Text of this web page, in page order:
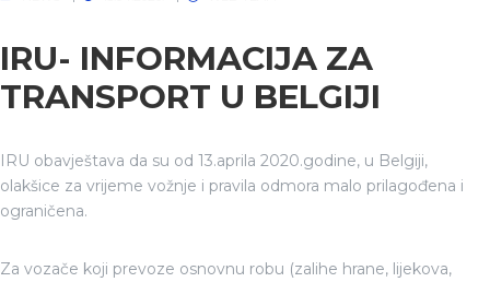
IRU- INFORMACIJA ZA
TRANSPORT U BELGIJI
IRU obavještava da su od 13.aprila 2020.godine, u Belgiji,
olakšice za vrijeme vožnje i pravila odmora malo prilagođena i
ograničena.
Za vozače koji prevoze osnovnu robu (zalihe hrane, lijekova,